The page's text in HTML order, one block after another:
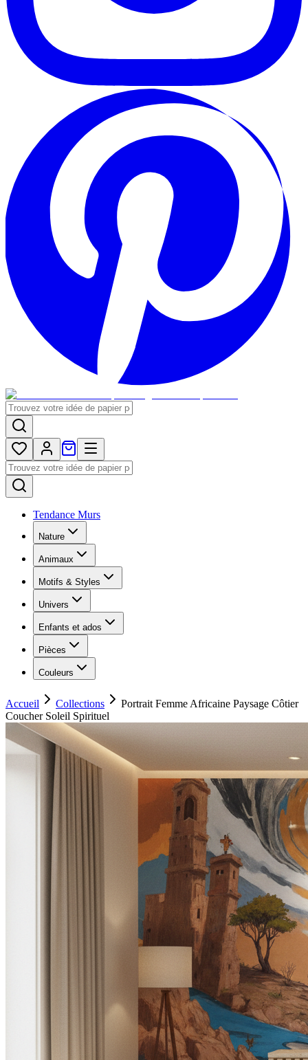
Tendance Murs
Nature
Animaux
Motifs & Styles
Univers
Enfants et ados
Pièces
Couleurs
Accueil Collections
Portrait Femme Africaine Paysage Côtier
Coucher Soleil Spirituel